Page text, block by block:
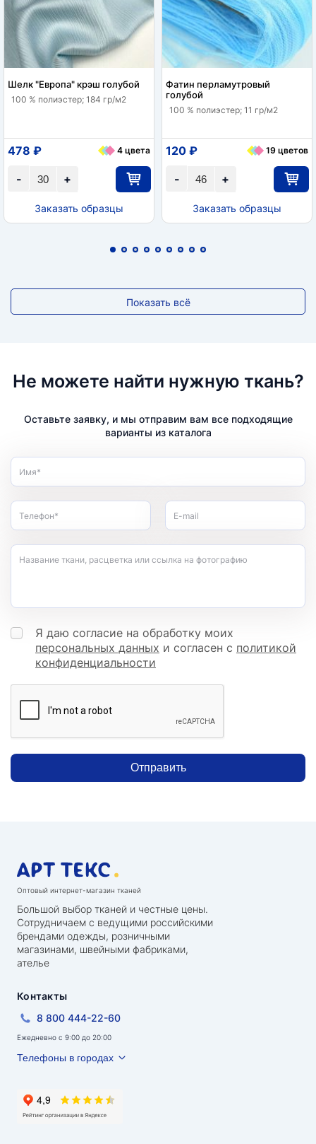
Шелк "Европа" крэш голубой
100 % полиэстер; 184 гр/м2
+
-
478 ₽ 4 цвета
Заказать образцы
Фатин перламутровый
голубой
100 % полиэстер; 11 гр/м2
+
-
120 ₽ 19 цветов
Заказать образцы
Показать всё
Не можете найти нужную ткань?
Оставьте заявку, и мы отправим вам все подходящие
варианты из каталога
Имя*
Телефон* E-mail
Название ткани, расцветка или ссылка на фотографию
Я даю согласие на обработку моих
персональных данных и согласен с политикой
конфиденциальности
Отправить
Оптовый интернет-магазин тканей
Большой выбор тканей и честные цены.
Сотрудничаем с ведущими российскими
брендами одежды, розничными
магазинами, швейными фабриками,
ателье
Контакты
8 800 444-22-60
Ежедневно с 9:00 до 20:00
Телефоны в городах